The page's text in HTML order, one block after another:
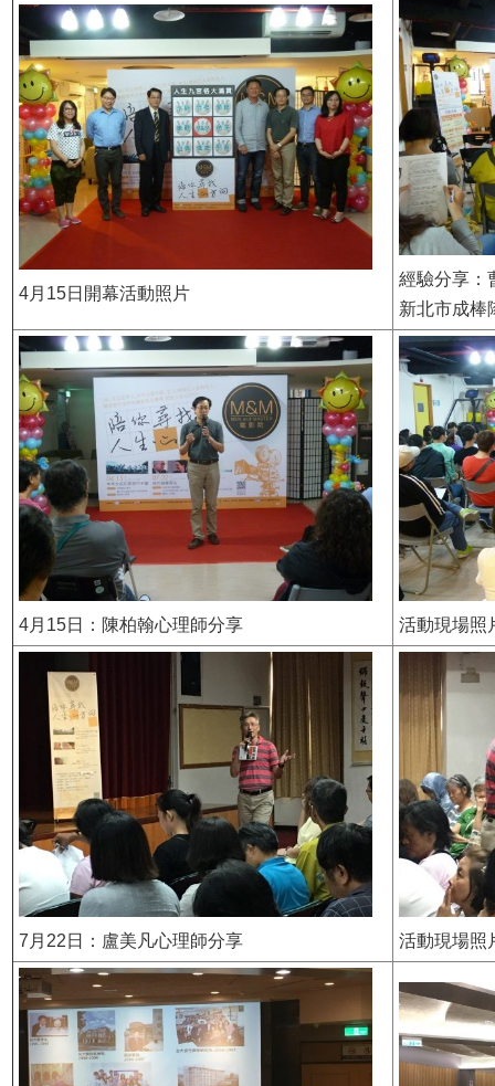
4月15日開幕活動照片
經驗分享：
新北市成棒
4月15日：陳柏翰心理師分享 活動現場照
7月22日：盧美凡心理師分享 活動現場照